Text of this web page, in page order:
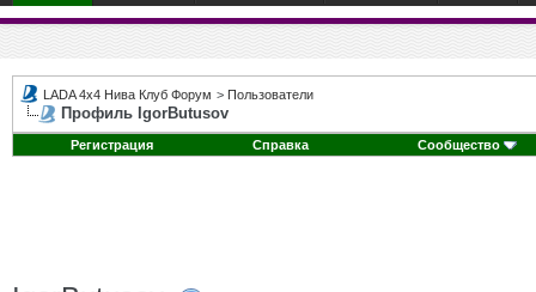
LADA 4x4 Нива Клуб Форум > Пользователи
Профиль IgorButusov
Регистрация Справка Сообщество